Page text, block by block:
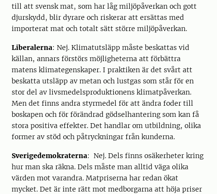
till att svensk mat, som har låg miljöpåverkan och gott
djurskydd, blir dyrare och riskerar att ersättas med
importerat mat och totalt sätt större miljöpåverkan.
Liberalerna: Nej. Klimatutsläpp måste beskattas vid
källan, annars förstörs möjligheterna att förbättra
matens klimategenskaper. I praktiken är det svårt att
beskatta utsläpp av metan och lustgas som står för en
stor del av livsmedelsproduktionens klimatpåverkan.
Men det finns andra styrmedel för att ändra foder till
boskapen och för förändrad gödselhantering som kan få
stora positiva effekter. Det handlar om utbildning, olika
former av stöd och påtryckningar från kunderna.
Sverigedemokraterna: Nej. Dels finns osäkerheter kring
hur man ska räkna. Dels måste man alltid väga olika
värden mot varandra. Matpriserna har redan ökat
mycket. Det är inte rätt mot medborgarna att höja priser